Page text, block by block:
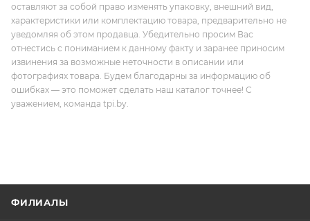
оставляют за собой право изменять упаковку, внешний вид,
характеристики или комплектацию товара, предварительно не
уведомляя об этом продавца. Убедительно просим Вас
отнестись с пониманием к данному факту и заранее приносим
извинения за возможные неточности в описании или
фотографиях товара. Будем благодарны за информацию об
ошибках — это поможет сделать наш каталог точнее! С
уважением, команда tpi.by.
ФИЛИАЛЫ